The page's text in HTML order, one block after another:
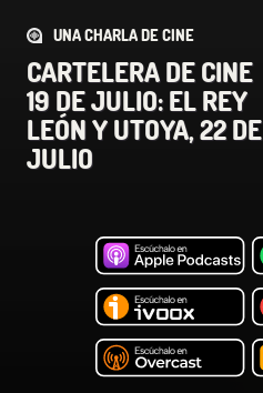
UNA CHARLA DE CINE
CARTELERA DE CINE
19 DE JULIO: EL REY
LEÓN Y UTOYA, 22 DE
JULIO